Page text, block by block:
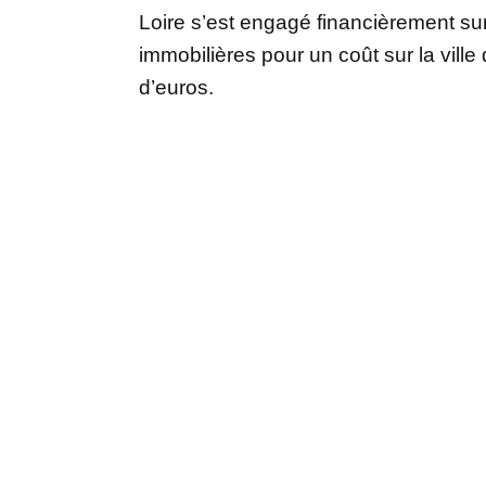
Loire s’est engagé financièrement
immobilières pour un coût sur la ville
d’euros.